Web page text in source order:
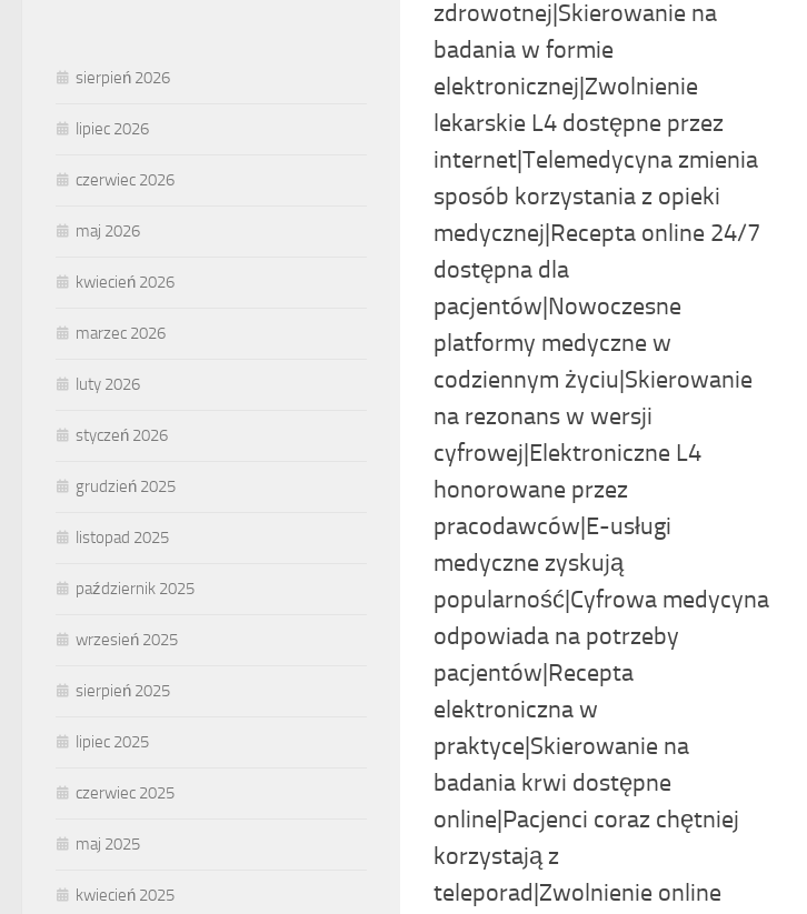
zdrowotnej|Skierowanie na
badania w formie
elektronicznej|Zwolnienie
lekarskie L4 dostępne przez
internet|Telemedycyna zmienia
sposób korzystania z opieki
medycznej|Recepta online 24/7
dostępna dla
pacjentów|Nowoczesne
platformy medyczne w
codziennym życiu|Skierowanie
na rezonans w wersji
cyfrowej|Elektroniczne L4
honorowane przez
pracodawców|E-usługi
medyczne zyskują
popularność|Cyfrowa medycyna
odpowiada na potrzeby
pacjentów|Recepta
elektroniczna w
praktyce|Skierowanie na
badania krwi dostępne
online|Pacjenci coraz chętniej
korzystają z
teleporad|Zwolnienie online
sierpień 2026
lipiec 2026
czerwiec 2026
maj 2026
kwiecień 2026
marzec 2026
luty 2026
styczeń 2026
grudzień 2025
listopad 2025
październik 2025
wrzesień 2025
sierpień 2025
lipiec 2025
czerwiec 2025
maj 2025
kwiecień 2025